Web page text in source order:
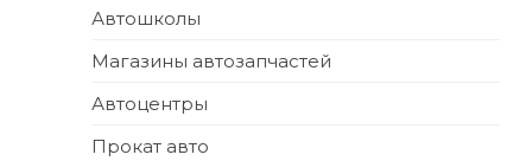
Автошколы
Магазины автозапчастей
Автоцентры
Прокат авто